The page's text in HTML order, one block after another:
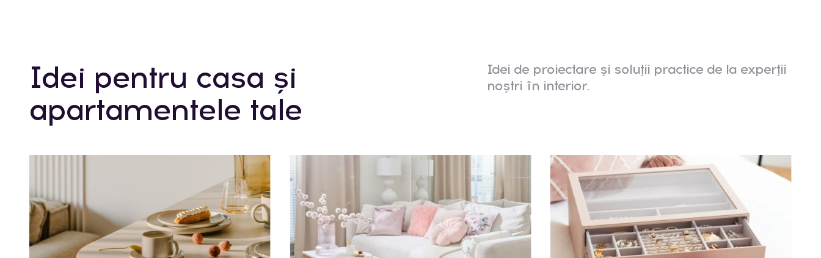
Idei pentru casa și
apartamentele tale
Idei de proiectare și soluții practice de la experții
noștri în interior.